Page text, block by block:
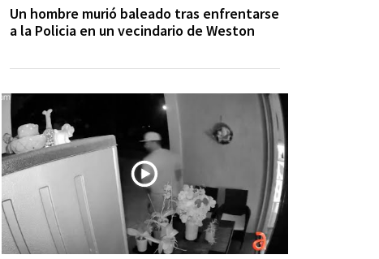
Un hombre murió baleado tras enfrentarse
a la Policia en un vecindario de Weston